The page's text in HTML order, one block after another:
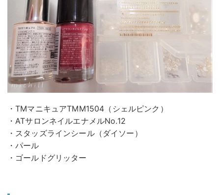
・TMマニキュアTMM1504（シェルピンク）
・ATサロンネイルエナメルNo.12
・スタッズラインシール（ダイソー）
・パール
・ゴールドグリッター